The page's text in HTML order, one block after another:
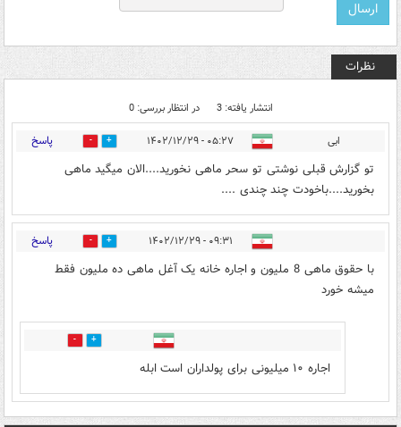
نظرات
انتشار یافته: 3 در انتظار بررسی: 0
ابی ۰۵:۲۷ - ۱۴۰۲/۱۲/۲۹ 2 پاسخ
تو گزارش قبلی نوشتی تو سحر ماهی نخورید....الان میگید ماهی
بخورید....باخودت چند چندی ....
۰۹:۳۱ - ۱۴۰۲/۱۲/۲۹ 1 پاسخ
با حقوق ماهی 8 ملیون و اجاره خانه یک آغل ماهی ده ملیون فقط
میشه خورد
0
اجاره ۱۰ میلیونی برای پولداران است ابله